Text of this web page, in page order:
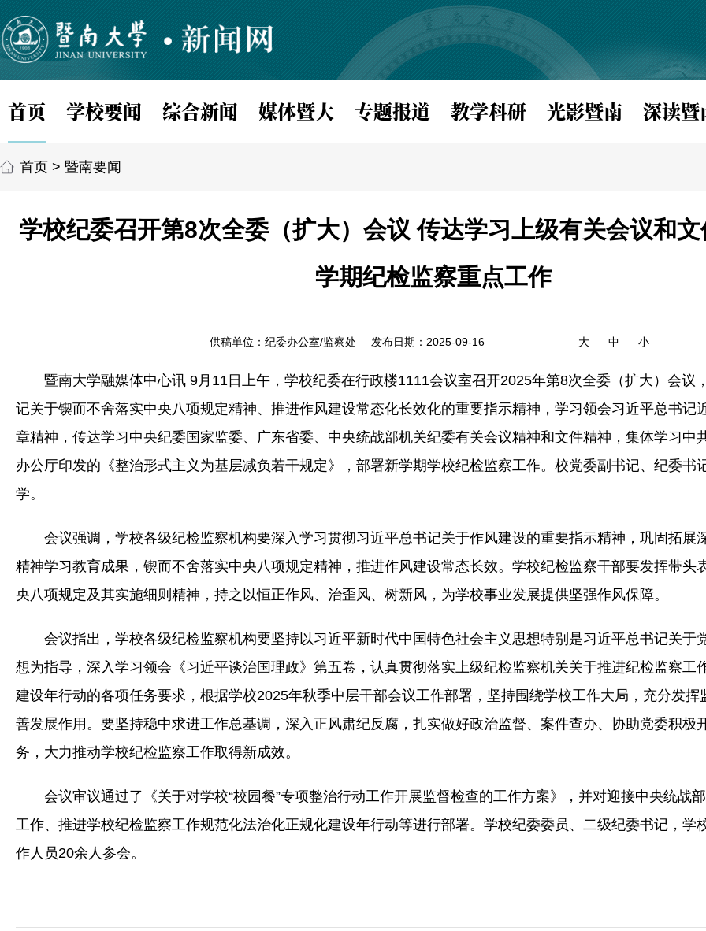
首页 学校要闻 综合新闻 媒体暨大 专题报道 教学科研 光影暨南 深读暨
首页 > 暨南要闻
学校纪委召开第8次全委（扩大）会议 传达学习上级有关会议和
学期纪检监察重点工作
供稿单位：纪委办公室/监察处 发布日期：2025-09-16 大 中 小
暨南大学融媒体中心讯 9月11日上午，学校纪委在行政楼1111会议室召开2025年第8次全委（扩大）会议
记关于锲而不舍落实中央八项规定精神、推进作风建设常态化长效化的重要指示精神，学习领会习近平总书记
章精神，传达学习中央纪委国家监委、广东省委、中央统战部机关纪委有关会议精神和文件精神，集体学习中
办公厅印发的《整治形式主义为基层减负若干规定》，部署新学期学校纪检监察工作。校党委副书记、纪委书
学。
会议强调，学校各级纪检监察机构要深入学习贯彻习近平总书记关于作风建设的重要指示精神，巩固拓展
精神学习教育成果，锲而不舍落实中央八项规定精神，推进作风建设常态长效。学校纪检监察干部要发挥带头
央八项规定及其实施细则精神，持之以恒正作风、治歪风、树新风，为学校事业发展提供坚强作风保障。
会议指出，学校各级纪检监察机构要坚持以习近平新时代中国特色社会主义思想特别是习近平总书记关于
想为指导，深入学习领会《习近平谈治国理政》第五卷，认真贯彻落实上级纪检监察机关关于推进纪检监察工
建设年行动的各项任务要求，根据学校2025年秋季中层干部会议工作部署，坚持围绕学校工作大局，充分发挥
善发展作用。要坚持稳中求进工作总基调，深入正风肃纪反腐，扎实做好政治监督、案件查办、协助党委积极
务，大力推动学校纪检监察工作取得新成效。
会议审议通过了《关于对学校“校园餐”专项整治行动工作开展监督检查的工作方案》，并对迎接中央统战
工作、推进学校纪检监察工作规范化法治化正规化建设年行动等进行部署。学校纪委委员、二级纪委书记，学
作人员20余人参会。